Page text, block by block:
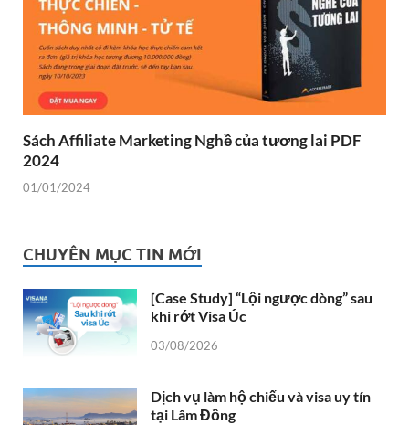
Sách Affiliate Marketing Nghề của tương lai PDF
2024
01/01/2024
CHUYÊN MỤC TIN MỚI
[Case Study] “Lội ngược dòng” sau
khi rớt Visa Úc
03/08/2026
Dịch vụ làm hộ chiếu và visa uy tín
tại Lâm Đồng